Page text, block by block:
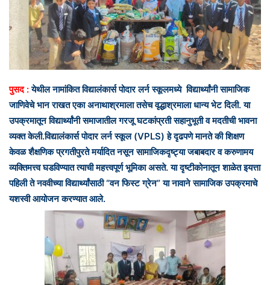
i
l
पुसद :येथील नामांकित विद्यालंकार्स पोदार लर्न स्कूलमध्ये विद्यार्थ्यांनी सामाजिक
जाणिवेचे भान राखत एका अनाथाश्रमाला तसेच वृद्धाश्रमाला धान्य भेट दिली. या
उपक्रमातून विद्यार्थ्यांनी समाजातील गरजू घटकांप्रती सहानुभूती व मदतीची भावना
व्यक्त केली.विद्यालंकार्स पोदार लर्न स्कूल (VPLS) हे दृढपणे मानते की शिक्षण
केवळ शैक्षणिक प्रगतीपुरते मर्यादित नसून सामाजिकदृष्ट्या जबाबदार व करुणामय
व्यक्तिमत्त्व घडविण्यात त्याची महत्त्वपूर्ण भूमिका असते. या दृष्टीकोनातून शाळेत इयत्ता
पहिली ते नववीच्या विद्यार्थ्यांसाठी “वन फिस्ट ग्रेन” या नावाने सामाजिक उपक्रमाचे
यशस्वी आयोजन करण्यात आले.